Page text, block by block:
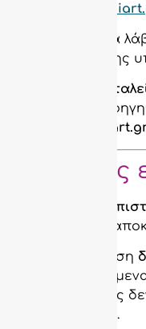
Κατόπιν, θα
της δήλωσης
Πριν
να έχει
💸
έξοδα
βαρύνουν
Η επιχείρηση
επιστροφής
τον πελάτη.